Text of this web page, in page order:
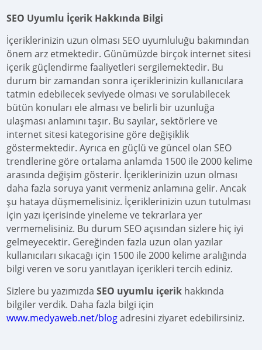
SEO Uyumlu İçerik Hakkında Bilgi
İçeriklerinizin uzun olması SEO uyumluluğu bakımından
önem arz etmektedir. Günümüzde birçok internet sitesi
içerik güçlendirme faaliyetleri sergilemektedir. Bu
durum bir zamandan sonra içeriklerinizin kullanıcılara
tatmin edebilecek seviyede olması ve sorulabilecek
bütün konuları ele alması ve belirli bir uzunluğa
ulaşması anlamını taşır. Bu sayılar, sektörlere ve
internet sitesi kategorisine göre değişiklik
göstermektedir. Ayrıca en güçlü ve güncel olan SEO
trendlerine göre ortalama anlamda 1500 ile 2000 kelime
arasında değişim gösterir. İçeriklerinizin uzun olması
daha fazla soruya yanıt vermeniz anlamına gelir. Ancak
şu hataya düşmemelisiniz. İçeriklerinizin uzun tutulması
için yazı içerisinde yineleme ve tekrarlara yer
vermemelisiniz. Bu durum SEO açısından sizlere hiç iyi
gelmeyecektir. Gereğinden fazla uzun olan yazılar
kullanıcıları sıkacağı için 1500 ile 2000 kelime aralığında
bilgi veren ve soru yanıtlayan içerikleri tercih ediniz.
Sizlere bu yazımızdaSEO uyumlu içerik hakkında
bilgiler verdik. Daha fazla bilgi için
www.medyaweb.net/blogadresini ziyaret edebilirsiniz.